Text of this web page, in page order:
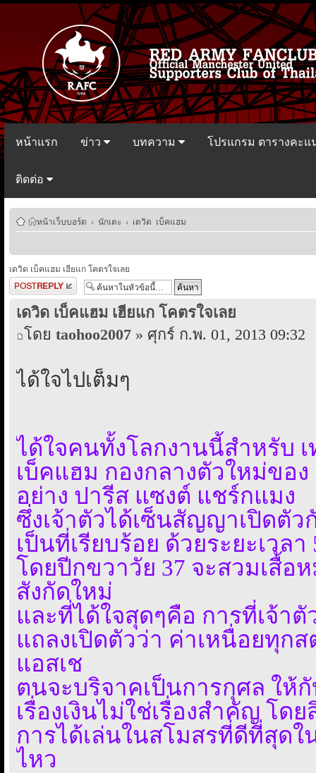
หน้าแรก ข่าว บทความ โปรแกรม ตารางคะ
ติดต่อ
หน้าเว็บบอร์ด ‹ นักเตะ ‹ เดวิด เบ็คแฮม
เดวิด เบ็คแฮม เฮียแก โคตรใจเลย
ตอบกระทู้
เดวิด เบ็คแฮม เฮียแก โคตรใจเลย
โดย taohoo2007 » ศุกร์ ก.พ. 01, 2013 09:32
ได้ใจไปเต็มๆ
ได้ใจคนทั้งโลกงานนี้สำหรับ
เบ็คแฮม กองกลางตัวใหม่ขอ
อย่าง ปารีส แซงต์ แชร์กแมง
ซึ่งเจ้าตัวได้เซ็นสัญญาเปิดตั
เป็นที่เรียบร้อย ด้วยระยะเวลา
โดยปีกขวาวัย 37 จะสวมเสื้อ
สังกัดใหม่
และที่ได้ใจสุดๆคือ การที่เจ้า
แถลงเปิดตัวว่า ค่าเหนื่อยทุก
แอสเช
ตนจะบริจาคเป็นการกุศล ให้
เรื่องเงินไม่ใช่เรื่องสำคัญ โ
การได้เล่นในสโมสรที่ดีที่สุด
ไหว